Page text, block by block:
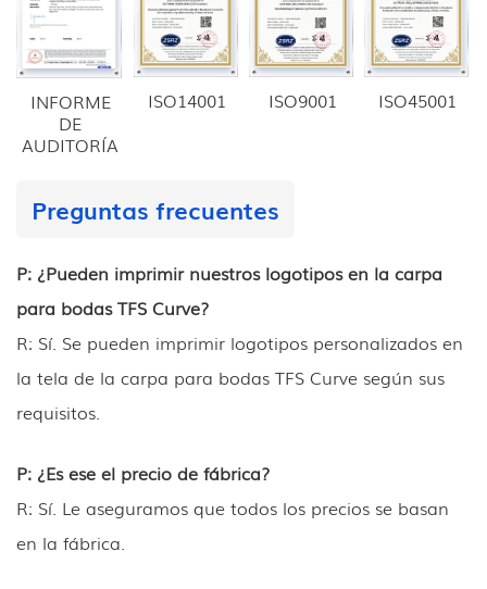
INFORME
DE
AUDITORÍA
ISO14001 ISO9001 ISO45001
Preguntas frecuentes
P: ¿Pueden imprimir nuestros logotipos en la carpa
para bodas TFS Curve?
R: Sí. Se pueden imprimir logotipos personalizados en
la tela de la carpa para bodas TFS Curve según sus
requisitos.
P: ¿Es ese el precio de fábrica?
R: Sí. Le aseguramos que todos los precios se basan
en la fábrica.